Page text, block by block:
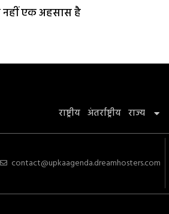
नहीं एक अहसास है
राष्ट्रीय अंतर्राष्ट्रीय राज्य
contact@upkaagenda.dreamhosters.com